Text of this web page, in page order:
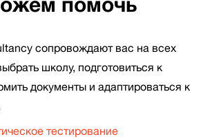
сопровождают вас на всех
школу, подготовиться к
документы и адаптироваться к
тестирование